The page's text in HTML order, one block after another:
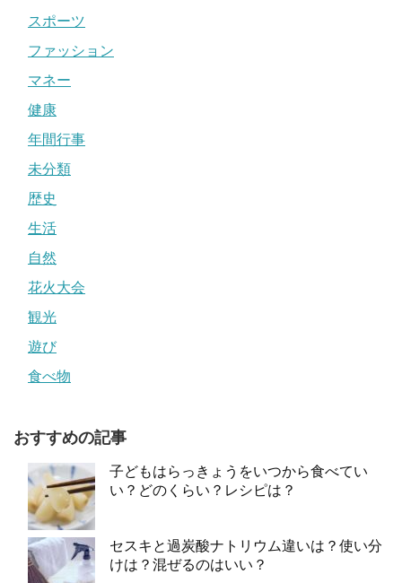
スポーツ
ファッション
マネー
健康
年間行事
未分類
歴史
生活
自然
花火大会
観光
遊び
食べ物
おすすめの記事
子どもはらっきょうをいつから食べてい
い？どのくらい？レシピは？
セスキと過炭酸ナトリウム違いは？使い分
けは？混ぜるのはいい？